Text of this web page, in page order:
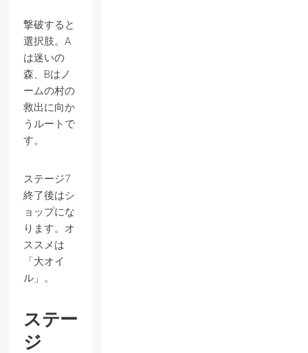
撃破すると
選択肢。A
は迷いの
森、Bはノ
ームの村の
救出に向か
うルートで
す。
ステージ7
終了後はシ
ョップにな
ります。オ
ススメは
「大オイ
ル」。
ステー
ジ